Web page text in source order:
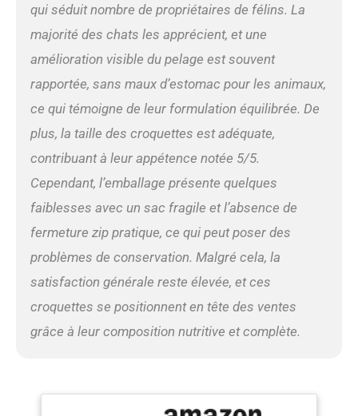
qui séduit nombre de propriétaires de félins. La
majorité des chats les apprécient, et une
amélioration visible du pelage est souvent
rapportée, sans maux d’estomac pour les animaux,
ce qui témoigne de leur formulation équilibrée. De
plus, la taille des croquettes est adéquate,
contribuant à leur appétence notée 5/5.
Cependant, l’emballage présente quelques
faiblesses avec un sac fragile et l’absence de
fermeture zip pratique, ce qui peut poser des
problèmes de conservation. Malgré cela, la
satisfaction générale reste élevée, et ces
croquettes se positionnent en tête des ventes
grâce à leur composition nutritive et complète.